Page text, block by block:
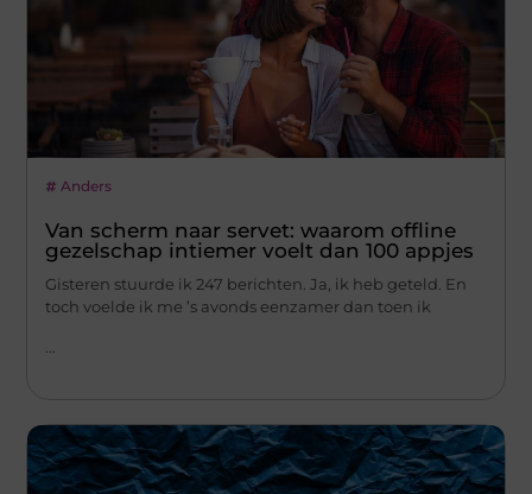
Anders
Van scherm naar servet: waarom offline
gezelschap intiemer voelt dan 100 appjes
Gisteren stuurde ik 247 berichten. Ja, ik heb geteld. En
toch voelde ik me ’s avonds eenzamer dan toen ik